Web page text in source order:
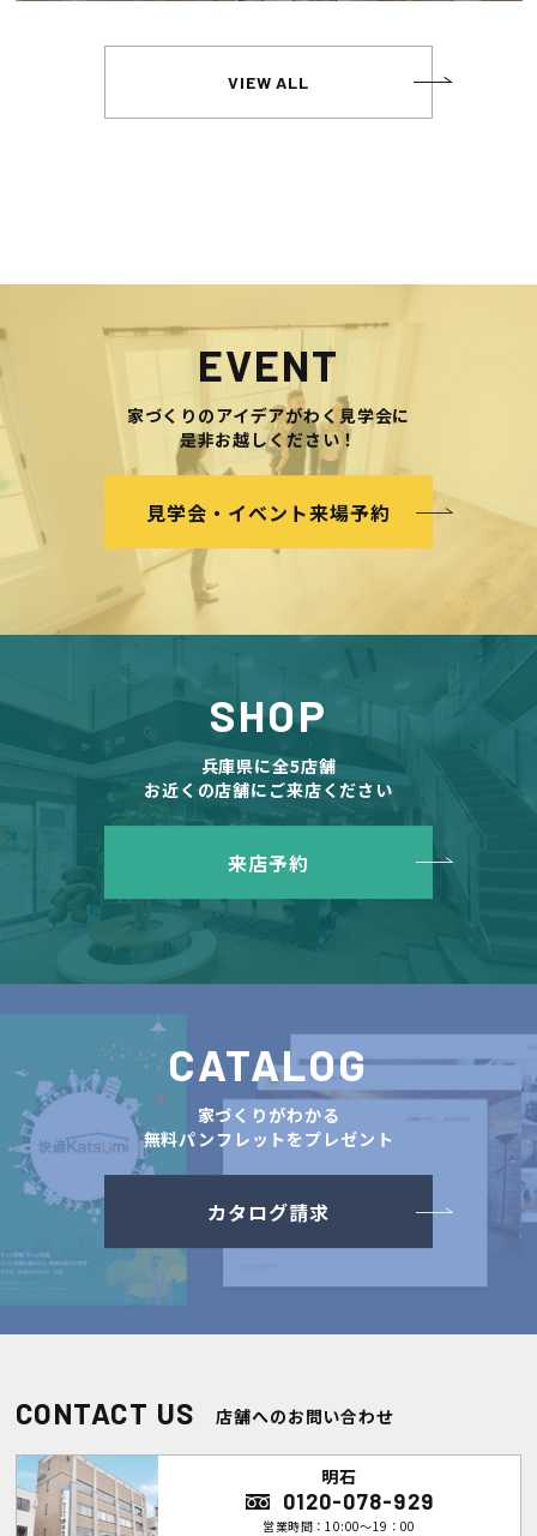
VIEW ALL
EVENT
家づくりのアイデアがわく見学会に
是非お越しください！
見学会・イベント来場予約
SHOP
兵庫県に全5店舗
お近くの店舗にご来店ください
来店予約
CATALOG
家づくりがわかる
無料パンフレットをプレゼント
カタログ請求
CONTACT US 店舗へのお問い合わせ
明石
0120-078-929
営業時間：10:00～19：00